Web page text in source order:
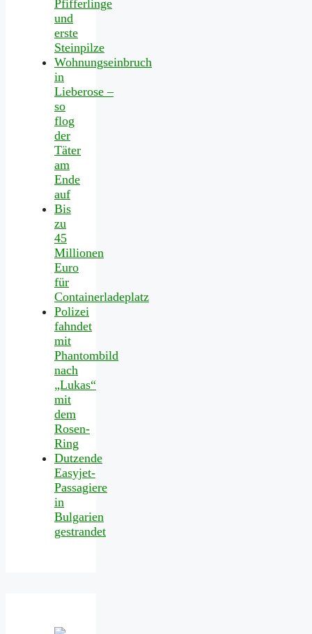
Pfifferlinge
und
erste
Steinpilze
Wohnungseinbruch
in
Lieberose –
so
flog
der
Täter
am
Ende
auf
Bis
zu
45
Millionen
Euro
für
Containerladeplatz
Polizei
fahndet
mit
Phantombild
nach
„Lukas“
mit
dem
Rosen-
Ring
Dutzende
Easyjet-
Passagiere
in
Bulgarien
gestrandet